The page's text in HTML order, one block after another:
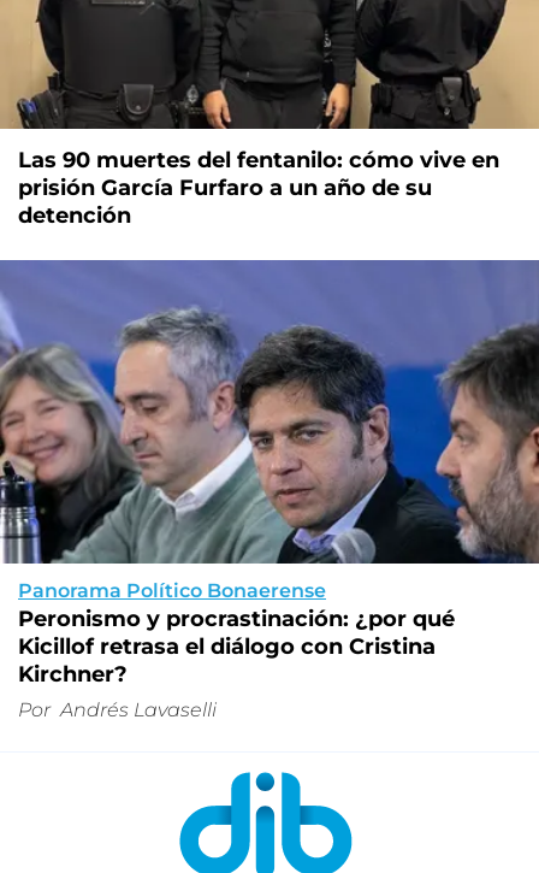
Las 90 muertes del fentanilo: cómo vive en
prisión García Furfaro a un año de su
detención
Panorama Político Bonaerense
Peronismo y procrastinación: ¿por qué
Kicillof retrasa el diálogo con Cristina
Kirchner?
Por Andrés Lavaselli